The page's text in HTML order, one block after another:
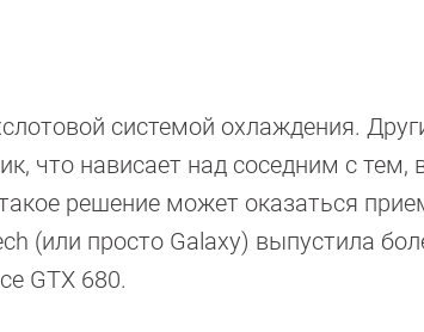
системой охлаждения.
что нависает над соседним с тем,
решение может оказаться
(или просто Galaxy) выпустила
GTX 680.